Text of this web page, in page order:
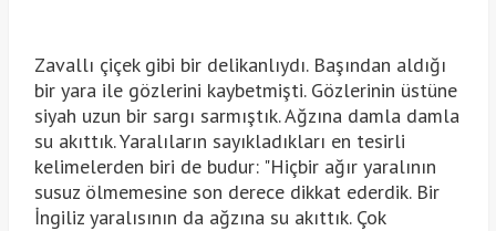
Zavallı çiçek gibi bir delikanlıydı. Başından aldığı
bir yara ile gözlerini kaybetmişti. Gözlerinin üstüne
siyah uzun bir sargı sarmıştık. Ağzına damla damla
su akıttık. Yaralıların sayıkladıkları en tesirli
kelimelerden biri de budur: "Hiçbir ağır yaralının
susuz ölmemesine son derece dikkat ederdik. Bir
İngiliz yaralısının da ağzına su akıttık. Çok